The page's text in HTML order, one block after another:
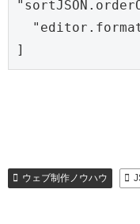
]
ウェブ制作ノウハウ